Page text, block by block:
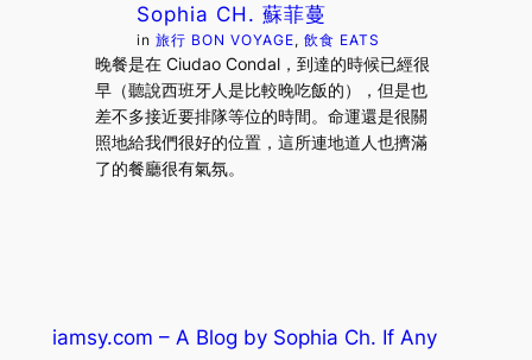
Sophia CH. 蘇菲蔓
in旅行 BON VOYAGE, 飲食 EATS
晚餐是在 Ciudao Condal，到達的時候已經很
早（聽說西班牙人是比較晚吃飯的），但是也
差不多接近要排隊等位的時間。命運還是很關
照地給我們很好的位置，這所連地道人也擠滿
了的餐廳很有氣氛。
iamsy.com – A Blog by Sophia Ch. If Any